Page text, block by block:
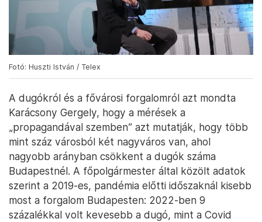
Fotó: Huszti István / Telex
A dugókról és a fővárosi forgalomról azt mondta
Karácsony Gergely, hogy a mérések a
„propagandával szemben” azt mutatják, hogy több
mint száz városból két nagyváros van, ahol
nagyobb arányban csökkent a dugók száma
Budapestnél. A főpolgármester által közölt adatok
szerint a 2019-es, pandémia előtti időszaknál kisebb
most a forgalom Budapesten: 2022-ben 9
százalékkal volt kevesebb a dugó, mint a Covid